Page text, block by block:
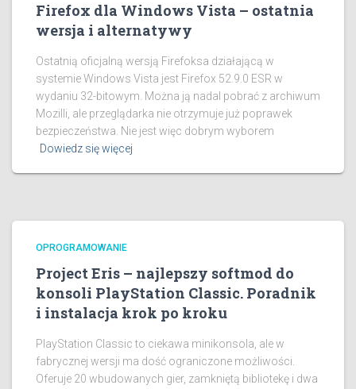
Firefox dla Windows Vista – ostatnia
wersja i alternatywy
Ostatnią oficjalną wersją Firefoksa działającą w
systemie Windows Vista jest Firefox 52.9.0 ESR w
wydaniu 32-bitowym. Można ją nadal pobrać z archiwum
Mozilli, ale przeglądarka nie otrzymuje już poprawek
bezpieczeństwa. Nie jest więc dobrym wyborem
Dowiedz się więcej
OPROGRAMOWANIE
Project Eris – najlepszy softmod do
konsoli PlayStation Classic. Poradnik
i instalacja krok po kroku
PlayStation Classic to ciekawa minikonsola, ale w
fabrycznej wersji ma dość ograniczone możliwości.
Oferuje 20 wbudowanych gier, zamkniętą bibliotekę i dwa